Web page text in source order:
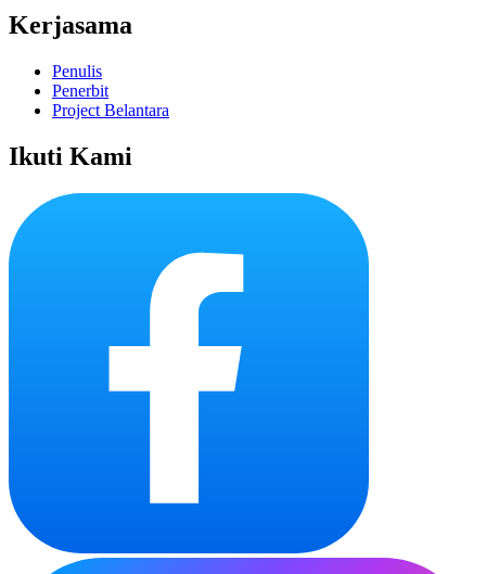
Kerjasama
Penulis
Penerbit
Project Belantara
Ikuti Kami